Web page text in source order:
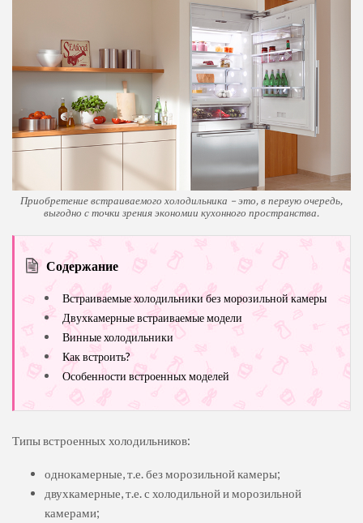
Приобретение встраиваемого холодильника – это, в первую очередь,
выгодно с точки зрения экономии кухонного пространства.
Содержание
Встраиваемые холодильники без морозильной камеры
Двухкамерные встраиваемые модели
Винные холодильники
Как встроить?
Особенности встроенных моделей
Типы встроенных холодильников:
однокамерные, т.е. без морозильной камеры;
двухкамерные, т.е. с холодильной и морозильной
камерами;